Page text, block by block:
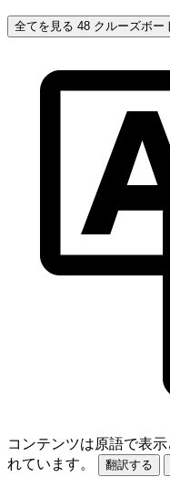
全てを見る 48 クルーズボー
コンテンツは原語で表示
れています。
翻訳する